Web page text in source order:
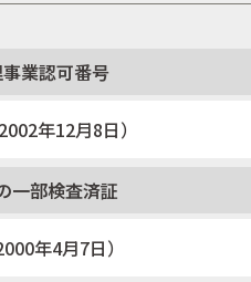
業認可番号
年12月8日）
一部検査済証
年4月7日）